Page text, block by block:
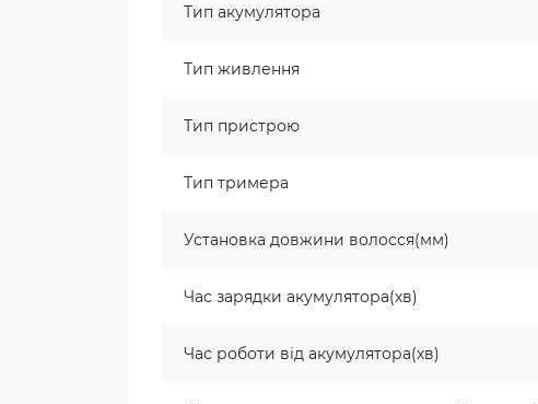
Тип акумулятора
Тип живлення
Тип пристрою
Тип тримера
Установка довжини волосся(мм)
Час зарядки акумулятора(хв)
Час роботи від акумулятора(хв)